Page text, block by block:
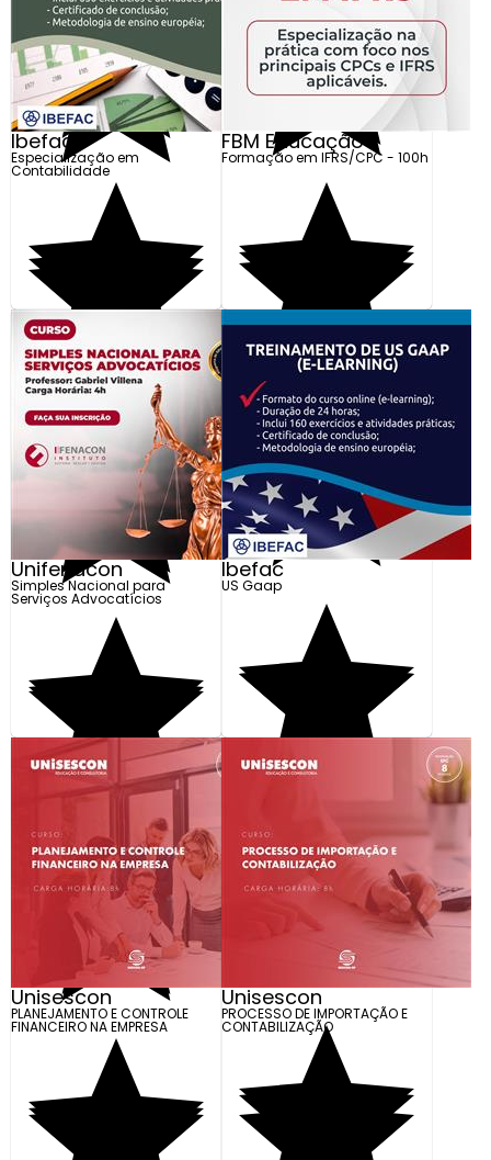
Adicionar Adicionar
R$ 4.875,00
Em até 10x de R$ 487,50
Adicionar
Adicionar
Preço Exclusivo para
Loja Online
R$ 160,00
R$ 49,99
Adicionar
Preço Exclusivo para
Loja Online
R$ 160,00
R$ 49,99
Em até 4x de R$ 90,00
Adicionar
Ibefac
Especialização em
Contabilidade
FBM Educação
Formação em IFRS/CPC - 100h
Unifenacon
Simples Nacional para
Serviços Advocatícios
Ibefac
US Gaap
Unisescon
PLANEJAMENTO E CONTROLE
FINANCEIRO NA EMPRESA
Unisescon
PROCESSO DE IMPORTAÇÃO E
CONTABILIZAÇÃO